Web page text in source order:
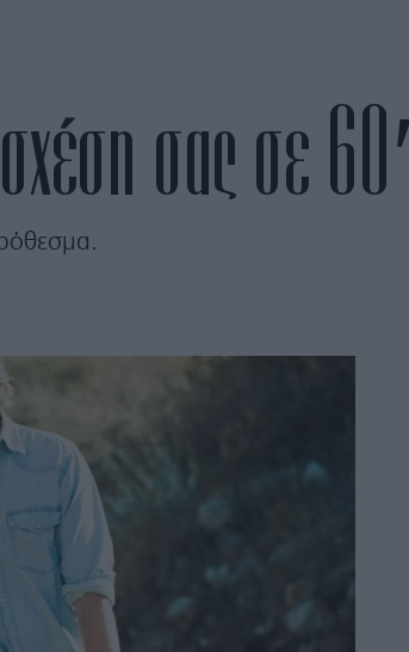
σχέση σας σε